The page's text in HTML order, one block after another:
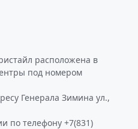
расположена в
под номером
Генерала Зимина ул.,
по телефону +7(831)